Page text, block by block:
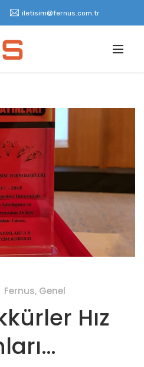
iletisim@fernus.com.tr
Fernus, Genel
Hız